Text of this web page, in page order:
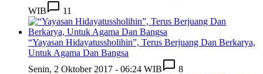
WIB
11
“Yayasan Hidayatussholihin”, Terus Berjuang Dan Berkarya,
Untuk Agama Dan Bangsa
Senin, 2 Oktober 2017 - 06:24 WIB
8